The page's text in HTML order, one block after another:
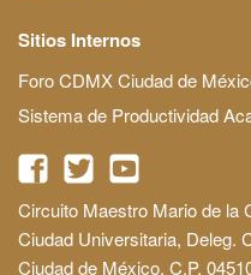
Sitios Internos
Foro CDMX Ciudad de
Sistema de Productividad
Circuito Maestro Mario de la
Ciudad Universitaria, Deleg.
Ciudad de México, C.P.